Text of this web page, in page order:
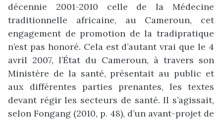
décennie 2001-2010 celle de la Médecine
traditionnelle africaine, au Cameroun, cet
engagement de promotion de la tradipratique
n’est pas honoré. Cela est d’autant vrai que le 4
avril 2007, l’État du Cameroun, à travers son
Ministère de la santé, présentait au public et
aux différentes parties prenantes, les textes
devant régir les secteurs de santé. Il s’agissait,
selon Fongang (2010, p. 48), d’un avant-projet de